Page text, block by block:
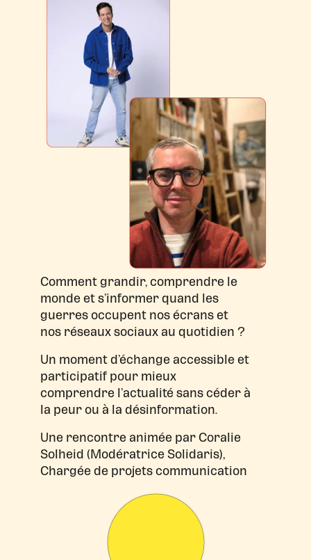
Comment grandir, comprendre le
monde et s’informer quand les
guerres occupent nos écrans et
nos réseaux sociaux au quotidien ?
Un moment d’échange accessible et
participatif pour mieux
comprendre l’actualité sans céder à
la peur ou à la désinformation.
Une rencontre animée par Coralie
Solheid (Modératrice Solidaris),
Chargée de projets communication